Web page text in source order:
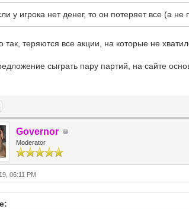
у игрока нет денег, то он потеряет все (а
так, теряются все акции, на которые не
сыграть пару партий, на сайте
Governor
Moderator
06:11 PM